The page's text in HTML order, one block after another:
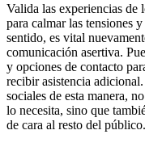
Valida las experiencias de
para calmar las tensiones
sentido, es vital
comunicación asertiva.
y opciones de contacto
recibir asistencia
sociales de esta manera,
lo necesita, sino que
de cara al resto del público.